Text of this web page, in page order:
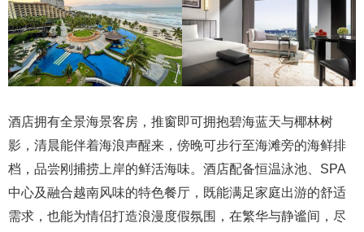
酒店拥有全景海景客房，推窗即可拥抱碧海蓝天与椰林树
影，清晨能伴着海浪声醒来，傍晚可步行至海滩旁的海鲜排
档，品尝刚捕捞上岸的鲜活海味。酒店配备恒温泳池、SPA
中心及融合越南风味的特色餐厅，既能满足家庭出游的舒适
需求，也能为情侣打造浪漫度假氛围，在繁华与静谧间，尽